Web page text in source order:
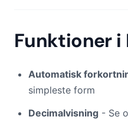
Funktioner i
Automatisk
simpleste form
Decimalvisning - Se